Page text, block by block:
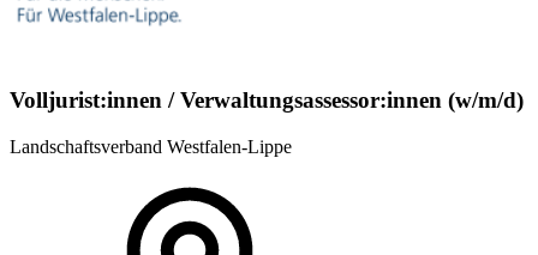
Volljurist:innen / Verwaltungsassessor:innen (w/m/d)
Landschaftsverband Westfalen-Lippe